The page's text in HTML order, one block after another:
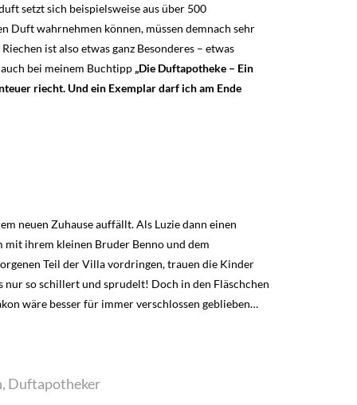
setzt sich beispielsweise aus über 500
Duft wahrnehmen können, müssen demnach sehr
ist also etwas ganz Besonderes – etwas
bei meinem Buchtipp „Die Duftapotheke – Ein
riecht. Und ein Exemplar darf ich am Ende
neuen Zuhause auffällt. Als Luzie dann einen
mit ihrem kleinen Bruder Benno und dem
Teil der Villa vordringen, trauen die Kinder
nur so schillert und sprudelt! Doch in den Fläschchen
wäre besser für immer verschlossen geblieben…
Duftapotheker